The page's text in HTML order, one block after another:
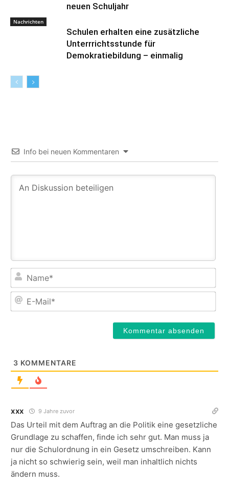
neuen Schuljahr
Nachrichten
Schulen erhalten eine zusätzliche
Unterrrichtsstunde für
Demokratiebildung – einmalig
Info bei neuen Kommentaren
E-
3 KOMMENTARE
xxx 9 Jahre zuvor
Das Urteil mit dem Auftrag an die Politik eine gesetzliche
Grundlage zu schaffen, finde ich sehr gut. Man muss ja
nur die Schulordnung in ein Gesetz umschreiben. Kann
ja nicht so schwierig sein, weil man inhaltlich nichts
ändern muss.